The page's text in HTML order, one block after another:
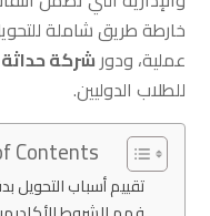
خارطة طريق شاملة
عملية، ودور شركة حداثة
للطلاب الدوليين.
Contents
تقييم أسباب التحويل